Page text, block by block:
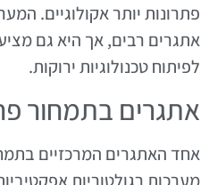
פתרונות יותר אקולוגיים.
אתגרים רבים, אך היא גם
לפיתוח טכנולוגיות ירוקות.
אתגרים בתמחור
אחד האתגרים המרכזיים